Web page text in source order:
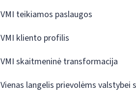
VMI teikiamos paslaugos
VMI kliento profilis
VMI skaitmeninė transformacija
Vienas langelis prievolėms valstybei